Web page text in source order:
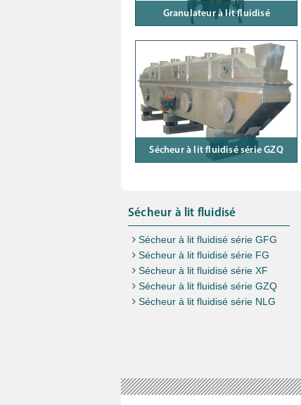
Granulateur à lit fluidisé
Sécheur à lit fluidisé série GZQ
Sécheur à lit fluidisé
Sécheur à lit fluidisé série GFG
Sécheur à lit fluidisé série FG
Sécheur à lit fluidisé série XF
Sécheur à lit fluidisé série GZQ
Sécheur à lit fluidisé série NLG